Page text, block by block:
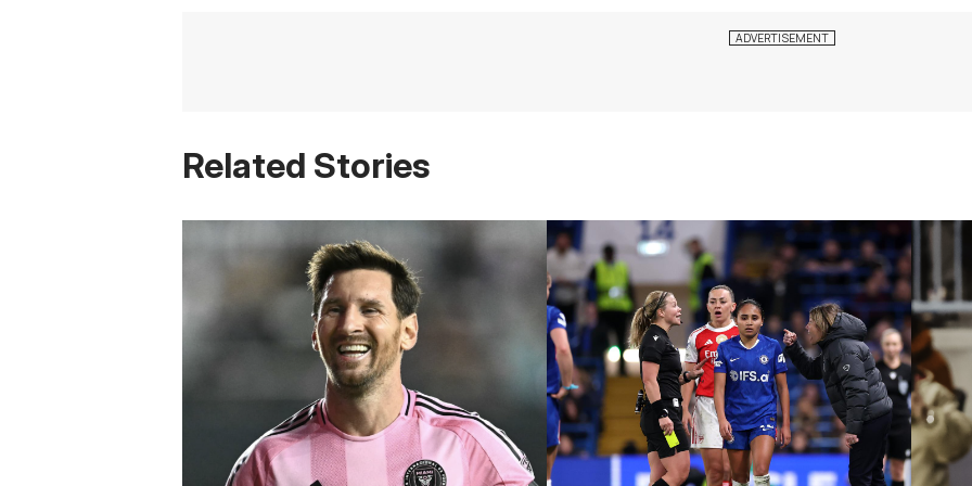
Related Stories